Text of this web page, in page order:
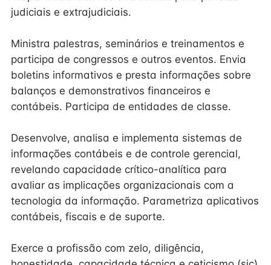
judiciais e extrajudiciais.
Ministra palestras, seminários e treinamentos e
participa de congressos e outros eventos. Envia
boletins informativos e presta informações sobre
balanços e demonstrativos financeiros e
contábeis. Participa de entidades de classe.
Desenvolve, analisa e implementa sistemas de
informações contábeis e de controle gerencial,
revelando capacidade crítico-analítica para
avaliar as implicações organizacionais com a
tecnologia da informação. Parametriza aplicativos
contábeis, fiscais e de suporte.
Exerce a profissão com zelo, diligência,